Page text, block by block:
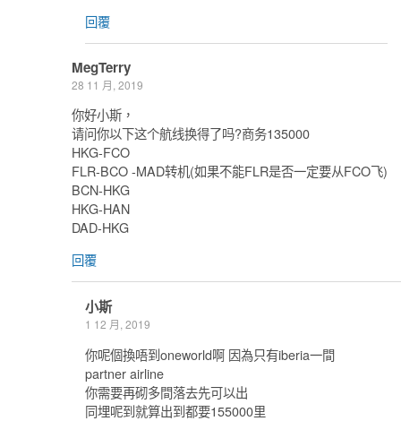
回覆
MegTerry
28 11 月, 2019
你好小斯，
请问你以下这个航线换得了吗?商务135000
HKG-FCO
FLR-BCO -MAD转机(如果不能FLR是否一定要从FCO飞)
BCN-HKG
HKG-HAN
DAD-HKG
回覆
小斯
1 12 月, 2019
你呢個換唔到oneworld啊 因為只有iberia一間
partner airline
你需要再砌多間落去先可以出
同埋呢到就算出到都要155000里